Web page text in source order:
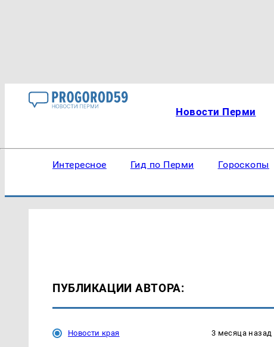
Новости Перми
Интересное Гид по Перми Гороскопы
ПУБЛИКАЦИИ АВТОРА:
Новости края 3 месяца назад